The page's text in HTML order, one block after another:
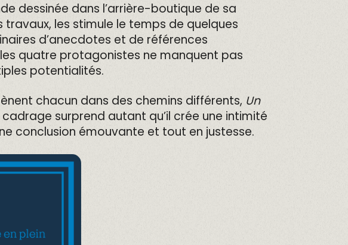
dessinée dans l’arrière-boutique de sa
les stimule le temps de quelques
d’anecdotes et de références
quatre protagonistes ne manquent pas
potentialités.
chacun dans des chemins différents, Un
surprend autant qu’il crée une intimité
conclusion émouvante et tout en justesse.